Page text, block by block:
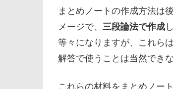
まとめノートの作成方法は
メージで、 三段論法で作成
等々になりますが、これら
解答で使うことは当然できな
これらの材料をまとめノー